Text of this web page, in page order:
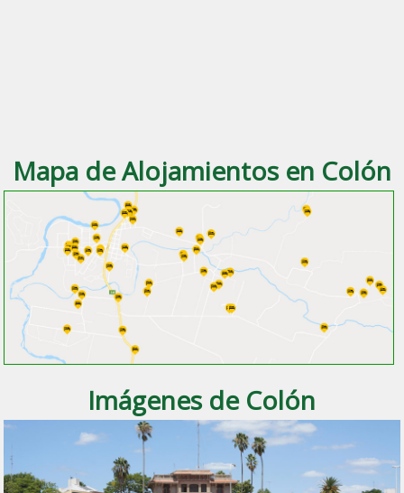
Mapa de Alojamientos en Colón
Imágenes de Colón